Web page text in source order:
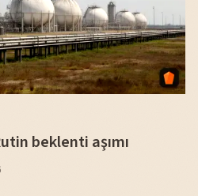
beklenti aşımı